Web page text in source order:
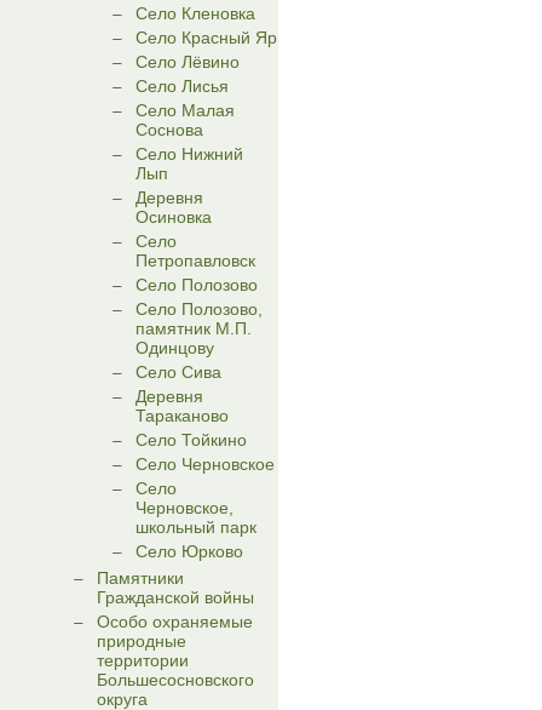
Село Кленовка
Село Красный Яр
Село Лёвино
Село Лисья
Село Малая
Соснова
Село Нижний
Лып
Деревня
Осиновка
Село
Петропавловск
Село Полозово
Село Полозово,
памятник М.П.
Одинцову
Село Сива
Деревня
Тараканово
Село Тойкино
Село Черновское
Село
Черновское,
школьный парк
Село Юрково
Памятники
Гражданской войны
Особо охраняемые
природные
территории
Большесосновского
округа